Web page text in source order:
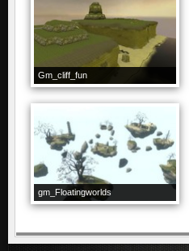
Gm_cliff_fun
gm_Floatingworlds